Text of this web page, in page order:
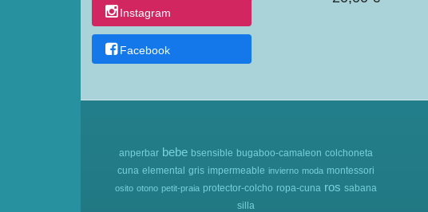
Instagram
Facebook
anperbar bebe bsensible bugaboo-camaleon colchoneta
cuna elemental gris impermeable invierno moda montessori
osito otono petit-praia protector-colcho ropa-cuna ros sabana
silla